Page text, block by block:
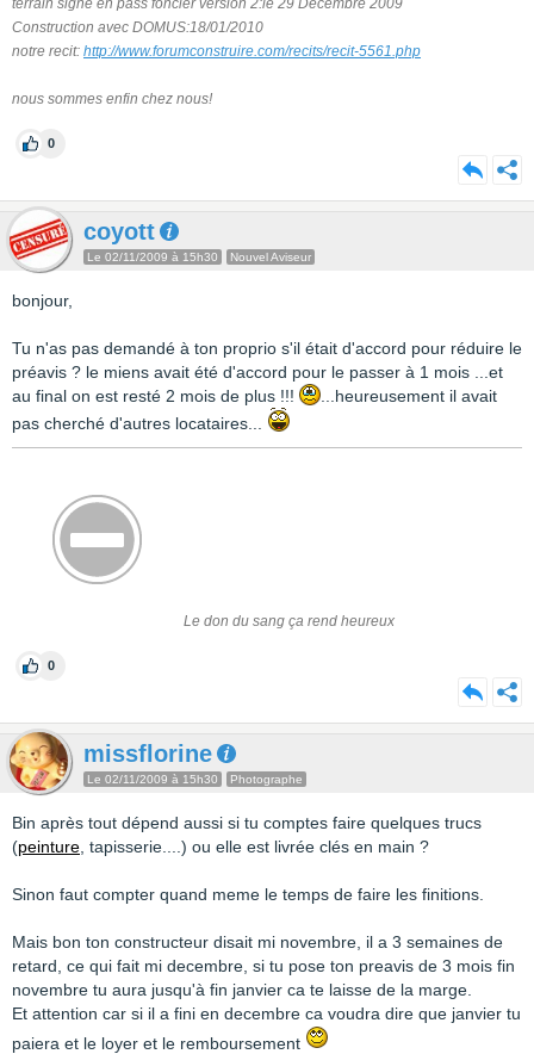
terrain signé en pass foncier version 2:le 29 Décembre 2009
Construction avec DOMUS:18/01/2010
notre recit: http://www.forumconstruire.com/recits/recit-5561.php
nous sommes enfin chez nous!
0
coyott
Le 02/11/2009 à 15h30 Nouvel Aviseur
bonjour,
Tu n'as pas demandé à ton proprio s'il était d'accord pour réduire le
préavis ? le miens avait été d'accord pour le passer à 1 mois ...et
au final on est resté 2 mois de plus !!!
...heureusement il avait
pas cherché d'autres locataires...
Le don du sang ça rend heureux
0
missflorine
Le 02/11/2009 à 15h30 Photographe
Bin après tout dépend aussi si tu comptes faire quelques trucs
(peinture , tapisserie....) ou elle est livrée clés en main ?
Sinon faut compter quand meme le temps de faire les finitions.
Mais bon ton constructeur disait mi novembre, il a 3 semaines de
retard, ce qui fait mi decembre, si tu pose ton preavis de 3 mois fin
novembre tu aura jusqu'à fin janvier ca te laisse de la marge.
Et attention car si il a fini en decembre ca voudra dire que janvier tu
paiera et le loyer et le remboursement